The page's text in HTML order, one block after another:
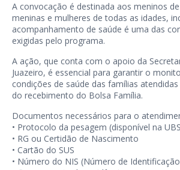
A convocação é destinada aos meninos
meninas e mulheres de todas as idades,
acompanhamento de saúde é uma das
exigidas pelo programa.
A ação, que conta com o apoio da
Juazeiro, é essencial para garantir o
condições de saúde das famílias
do recebimento do Bolsa Família.
Documentos necessários para o
• Protocolo da pesagem (disponível na
• RG ou Certidão de Nascimento
• Cartão do SUS
• Número do NIS (Número de